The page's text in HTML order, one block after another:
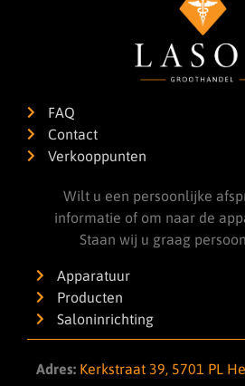
FAQ
Contact
Verkooppunten
Wilt u een persoonlijke
informatie of om naar de
Staan wij u graag
Apparatuur
Producten
Saloninrichting
Adres: Kerkstraat 39, 5701 PL